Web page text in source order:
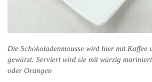
Die Schokoladenmousse wird hier mit Kaffee
gewürzt. Serviert wird sie mit würzig
oder Orangen